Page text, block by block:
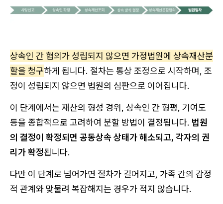
상속인 간 협의가 성립되지 않으면 가정법원에 상속재산분
할을 청구하게 됩니다. 절차는 통상 조정으로 시작하며, 조
정이 성립되지 않으면 법원의 심판으로 이어집니다.
이 단계에서는 재산의 형성 경위, 상속인 간 형평, 기여도
등을 종합적으로 고려하여 분할 방법이 결정됩니다. 법원
의 결정이 확정되면 공동상속 상태가 해소되고, 각자의 권
리가 확정됩니다.
다만 이 단계로 넘어가면 절차가 길어지고, 가족 간의 감정
적 관계와 맞물려 복잡해지는 경우가 적지 않습니다.